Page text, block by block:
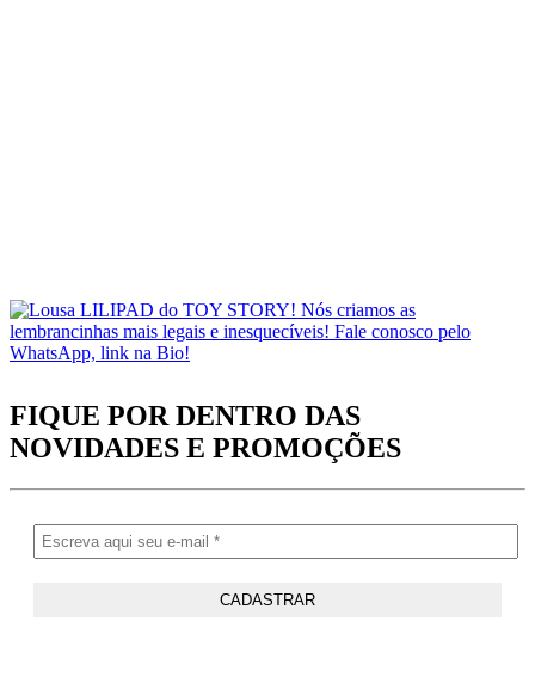
FIQUE POR DENTRO DAS
NOVIDADES E PROMOÇÕES